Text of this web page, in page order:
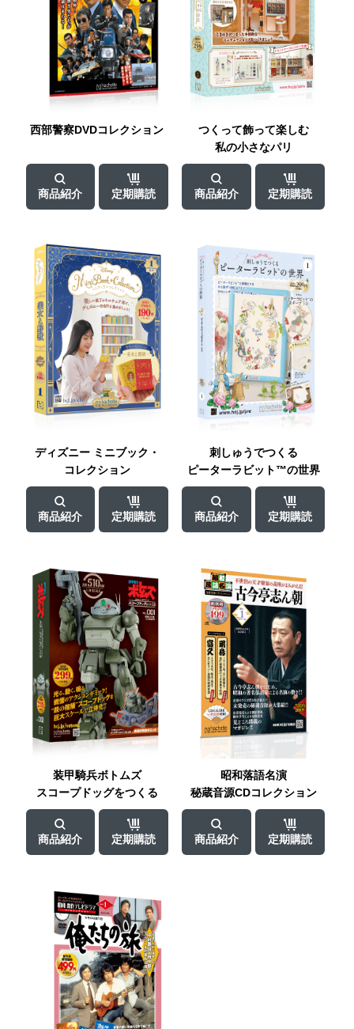
西部警察DVDコレクション
商品紹介 定期購読
つくって飾って楽しむ
私の小さなパリ
商品紹介 定期購読
ディズニー ミニブック・
コレクション
商品紹介 定期購読
刺しゅうでつくる
ピーターラビット™の世界
商品紹介 定期購読
装甲騎兵ボトムズ
スコープドッグをつくる
商品紹介 定期購読
昭和落語名演
秘蔵音源CDコレクション
商品紹介 定期購読